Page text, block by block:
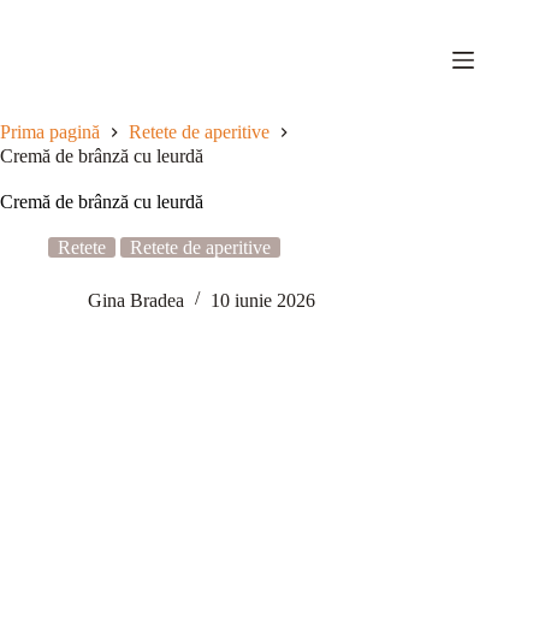
Prima pagină
Retete de aperitive
Cremă de brânză cu leurdă
Cremă de brânză cu leurdă
Retete Retete de aperitive
Gina Bradea 10 iunie 2026